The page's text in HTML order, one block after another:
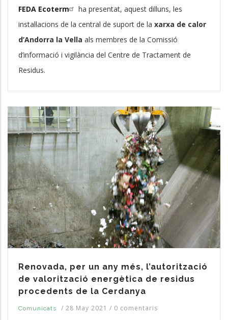
FEDA Ecoterm
ha presentat, aquest dilluns, les
instal·lacions de la central de suport de la xarxa de calor
d’Andorra la Vella als membres de la Comissió
d’informació i vigilància del Centre de Tractament de
Residus.
Renovada, per un any més, l’autorització
de valorització energètica de residus
procedents de la Cerdanya
Comunicats / 28 May 2021 / 0 comentaris